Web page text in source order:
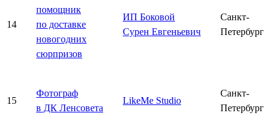
14
помощник
по доставке
новогодних
сюрпризов
ИП Боковой
Сурен Евгеньевич
Санкт-
Петербург
15
Фотограф
в ДК Ленсовета
LikeMe Studio
Санкт-
Петербург